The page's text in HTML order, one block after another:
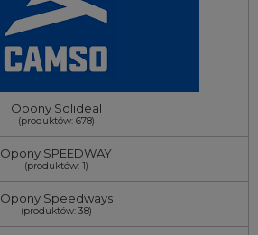
Opony Solideal
(produktów: 678)
Opony SPEEDWAY
(produktów: 1)
Opony Speedways
(produktów: 38)